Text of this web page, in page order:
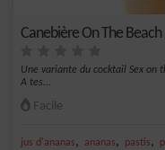
Canebière On The Beach
Une variante du cocktail Sex on
A tes...
Facile
jus d'ananas, ananas, pastis,